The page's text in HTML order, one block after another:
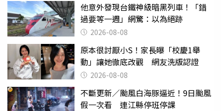
他意外發現台鐵神級暗黑列車！「錯
過要等一週」網驚：以為絕跡
2026-08-08
原本很討厭小S！家長曝「校慶1舉
動」讓她徹底改觀 網友洗版認證
2026-08-08
不斷更新／颱風白海豚逼近！9日颱風
假一次看 連江縣停班停課